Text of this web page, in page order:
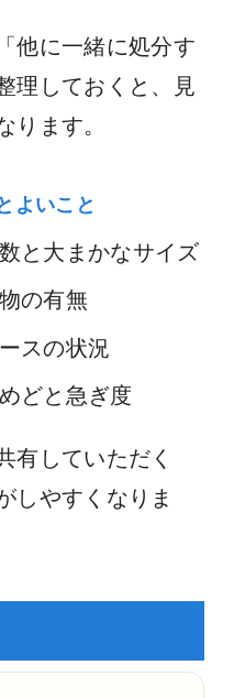
他に一緒に処分す
理しておくと、見
ります。
よいこと
と大まかなサイズ
の有無
スの状況
どと急ぎ度
有していただく
しやすくなりま